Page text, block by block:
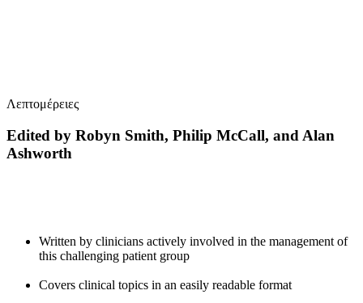
Λεπτομέρειες
Edited by Robyn Smith, Philip McCall, and Alan
Ashworth
Written by clinicians actively involved in the management of
this challenging patient group
Covers clinical topics in an easily readable format